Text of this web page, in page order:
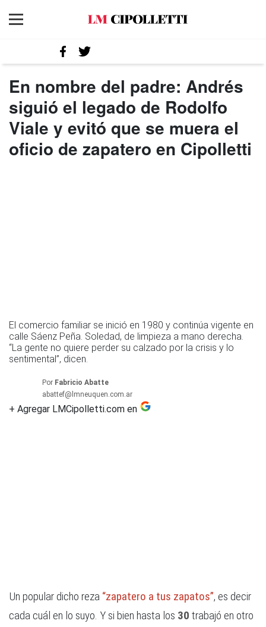
En nombre del padre: Andrés
siguió el legado de Rodolfo
Viale y evitó que se muera el
oficio de zapatero en Cipolletti
El comercio familiar se inició en 1980 y continúa vigente en
calle Sáenz Peña. Soledad, de limpieza a mano derecha.
“La gente no quiere perder su calzado por la crisis y lo
sentimental”, dicen.
Por Fabricio Abatte
abattef@lmneuquen.com.ar
+ Agregar LMCipolletti.com en
Un popular dicho reza “zapatero a tus zapatos”, es decir
cada cuál en lo suyo. Y si bien hasta los 30 trabajó en otro